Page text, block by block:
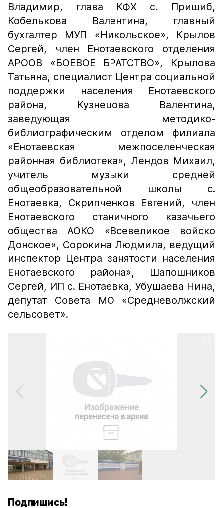
Владимир, глава КФХ с. Пришиб,
Кобелькова Валентина, главный
бухгалтер МУП «Никольское», Крылов
Сергей, член Енотаевского отделения
АРООВ «БОЕВОЕ БРАТСТВО», Крылова
Татьяна, специалист Центра социальной
поддержки населения Енотаевского
района, Кузнецова Валентина,
заведующая методико-
библиографическим отделом филиала
«Енотаевская межпоселенческая
районная библиотека», Лендов Михаил,
учитель музыки средней
общеобразовательной школы с.
Енотаевка, Скрипченков Евгений, член
Енотаевского станичного казачьего
общества АОКО «Всевеликое войско
Донское», Сорокина Людмила, ведущий
инспектор Центра занятости населения
Енотаевского района», Шапошников
Сергей, ИП с. Енотаевка, Убушаева Нина,
депутат Совета МО «Средневолжский
сельсовет».
Подпишись!